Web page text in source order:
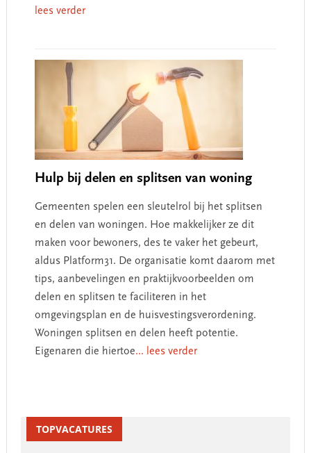
lees verder
Hulp bij delen en splitsen van woning
Gemeenten spelen een sleutelrol bij het splitsen
en delen van woningen. Hoe makkelijker ze dit
maken voor bewoners, des te vaker het gebeurt,
aldus Platform31. De organisatie komt daarom met
tips, aanbevelingen en praktijkvoorbeelden om
delen en splitsen te faciliteren in het
omgevingsplan en de huisvestingsverordening.
Woningen splitsen en delen heeft potentie.
Eigenaren die hiertoe... lees verder
SidebarTOPVACATURES